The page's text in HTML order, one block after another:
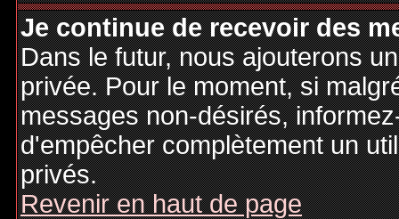
Je continue de recevoir des
Dans le futur, nous ajouterons
privée. Pour le moment, si
messages non-désirés,
d'empêcher complètement un
privés.
Revenir en haut de page